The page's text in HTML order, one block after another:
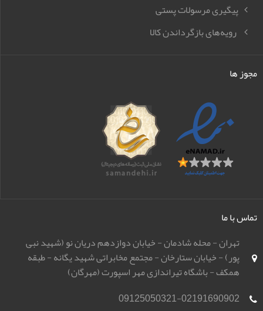
پیگیری مرسولات پستی
رویه‌های بازگرداندن کالا
مجوز ها
تماس با ما
تهران - محله شادمان - خیابان دوازدهم دریان نو (شهید نبی
پور) - خیابان ستارخان - مجتمع مخابراتی شهید یگانه - طبقه
همکف - باشگاه تیراندازی مهر اسپورت (مهرگان)
09125050321-02191690902